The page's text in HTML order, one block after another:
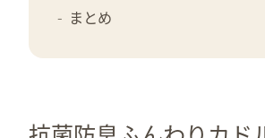
まとめ